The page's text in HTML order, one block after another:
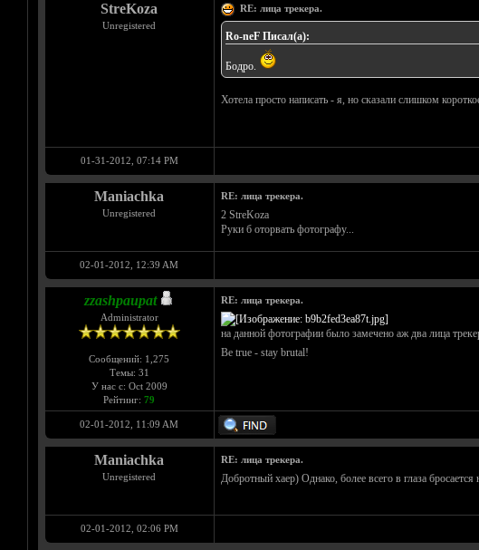
StreKoza
Unregistered
RE: лица трекера.
Ro-neF Писал(а):
Бодро.
Хотела просто написать - я, но сказали слишком
01-31-2012, 07:14 PM
Maniachka
Unregistered
RE: лица трекера.
2 StreKoza
Руки б оторвать фотографу...
02-01-2012, 12:39 AM
zzashpaupat
Administrator
Сообщений: 1,275
Темы: 31
У нас с: Oct 2009
Рейтинг: 79
RE: лица трекера.
на данной фотографии было замечено аж два лица
Be true - stay brutal!
02-01-2012, 11:09 AM
Maniachka
Unregistered
RE: лица трекера.
Добротный хаер) Однако, более всего в глаза
02-01-2012, 02:06 PM